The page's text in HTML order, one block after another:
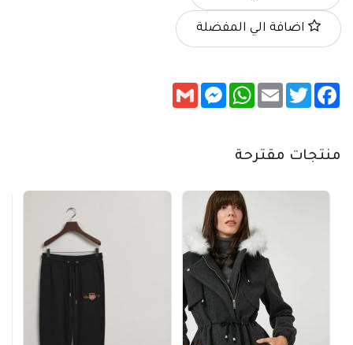
اضافة الي المفضلة
Facebook
Twitter
Email
WhatsApp
Messenger
Gmail
منتجات مقترحة